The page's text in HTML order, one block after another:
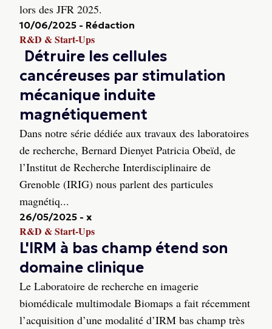
lors des JFR 2025.
10/06/2025 - Rédaction
R&D & Start-Ups
Détruire les cellules
cancéreuses par stimulation
mécanique induite
magnétiquement
Dans notre série dédiée aux travaux des laboratoires
de recherche, Bernard Dienyet Patricia Obeïd, de
l’Institut de Recherche Interdisciplinaire de
Grenoble (IRIG) nous parlent des particules
magnétiq...
26/05/2025 - x
R&D & Start-Ups
L'IRM à bas champ étend son
domaine clinique
Le Laboratoire de recherche en imagerie
biomédicale multimodale Biomaps a fait récemment
l’acquisition d’une modalité d’IRM bas champ très